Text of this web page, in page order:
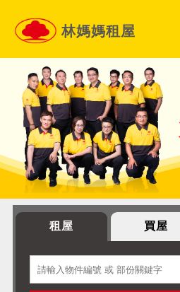
林媽媽租屋
租屋 買屋